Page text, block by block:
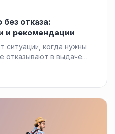
без отказа:
и рекомендации
ситуации, когда нужны
отказывают в выдаче